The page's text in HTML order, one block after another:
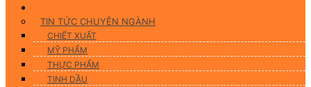
TIN TỨC CHUYÊN NGÀNH
CHIẾT XUẤT
MỸ PHẨM
THỰC PHẨM
TINH DẦU